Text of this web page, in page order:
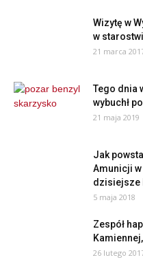
Wizytę w
w
21 marca
Tego dnia
wybuchł
21 maja 2019
Jak
Amunicji
dzisiejsze
5 maja 2018
Zespół
26 lutego